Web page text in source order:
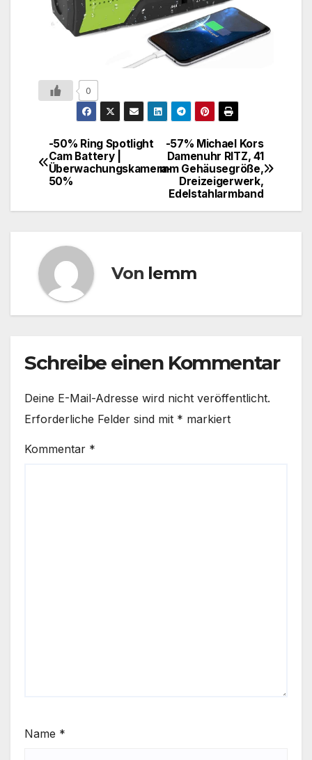
0
-57% Michael Kors
Damenuhr RITZ, 41
mm Gehäusegröße,
Dreizeigerwerk,
Edelstahlarmband
-50% Ring Spotlight
Cam Battery |
Überwachungskamera-
50%
Von lemm
Schreibe einen Kommentar
Deine E-Mail-Adresse wird nicht veröffentlicht.
Erforderliche Felder sind mit * markiert
Kommentar *
Name *